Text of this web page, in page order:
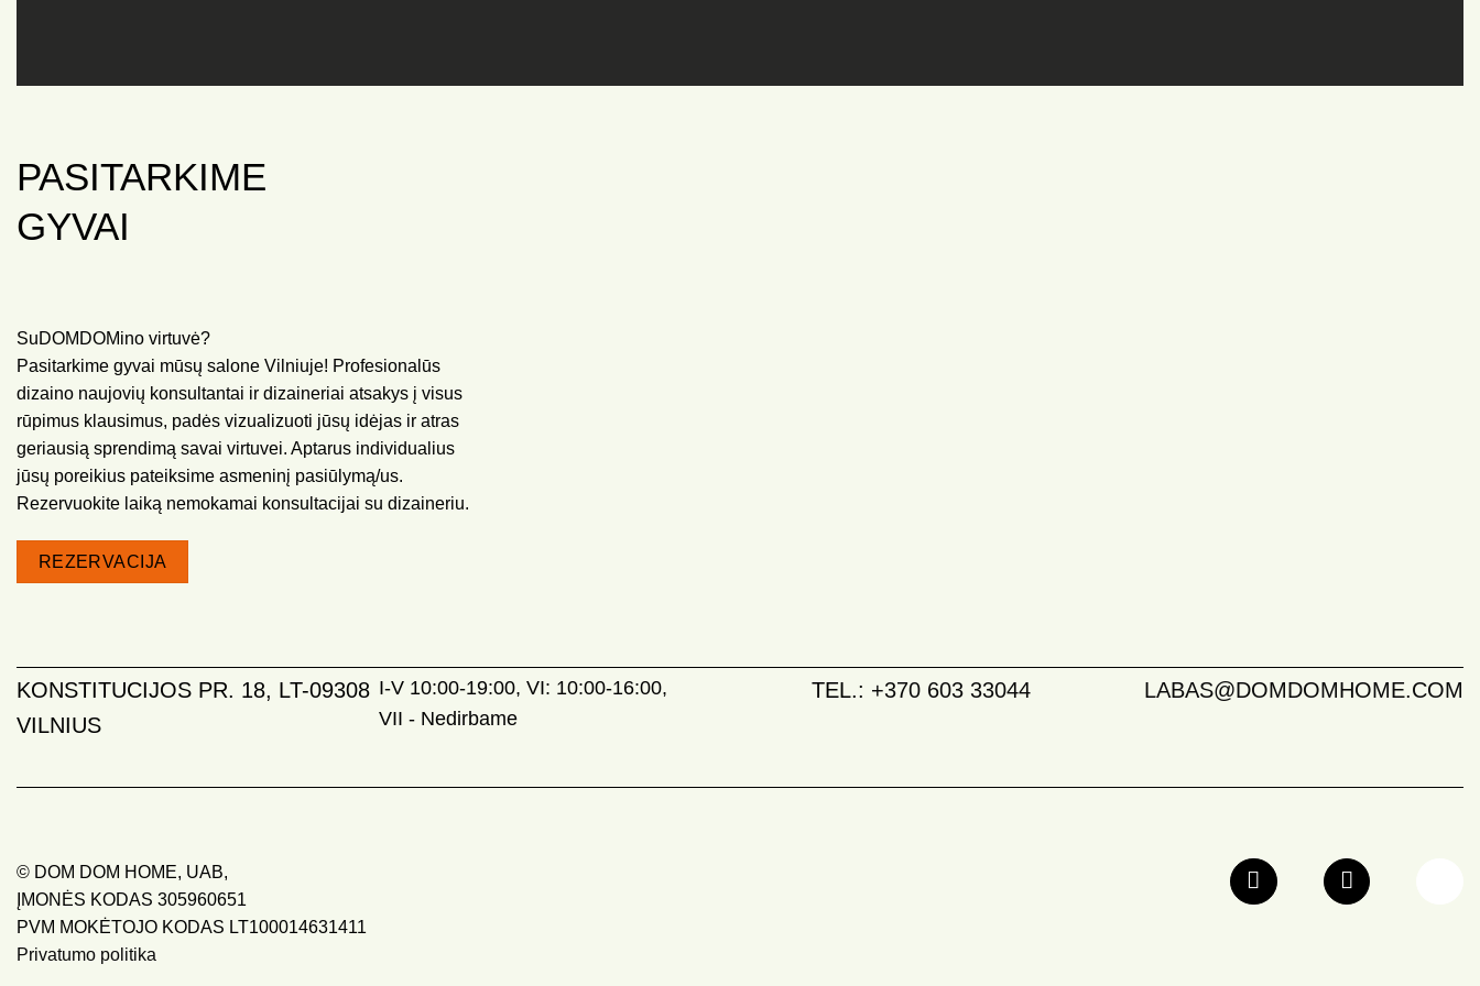
PASITARKIME
GYVAI
SuDOMDOMino virtuvė?
Pasitarkime gyvai mūsų salone Vilniuje! Profesionalūs
dizaino naujovių konsultantai ir dizaineriai atsakys į visus
rūpimus klausimus, padės vizualizuoti jūsų idėjas ir atras
geriausią sprendimą savai virtuvei. Aptarus individualius
jūsų poreikius pateiksime asmeninį pasiūlymą/us.
Rezervuokite laiką nemokamai konsultacijai su dizaineriu.
REZERVACIJA
KONSTITUCIJOS PR. 18, LT-09308
VILNIUS
I-V 10:00-19:00, VI: 10:00-16:00,
VII - Nedirbame
TEL.: +370 603 33044 LABAS@DOMDOMHOME.COM
© DOM DOM HOME, UAB,
ĮMONĖS KODAS 305960651
PVM MOKĖTOJO KODAS LT100014631411
Privatumo politika